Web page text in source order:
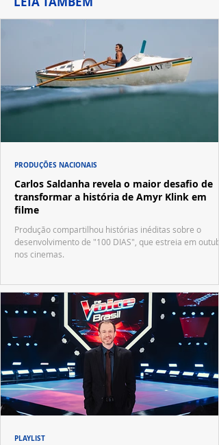
Carlos Saldanha revela o maior desafio de
transformar a história de Amyr Klink em
filme
Produção compartilhou histórias inéditas sobre o
desenvolvimento de "100 DIAS", que estreia em
nos cinemas.
PRODUÇÕES NACIONAIS
PLAYLIST